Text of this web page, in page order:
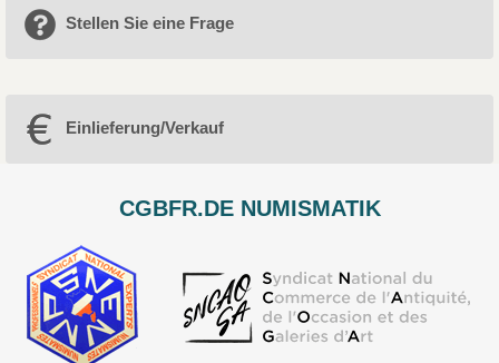
Stellen Sie eine Frage
Einlieferung/Verkauf
CGBFR.DE NUMISMATIK